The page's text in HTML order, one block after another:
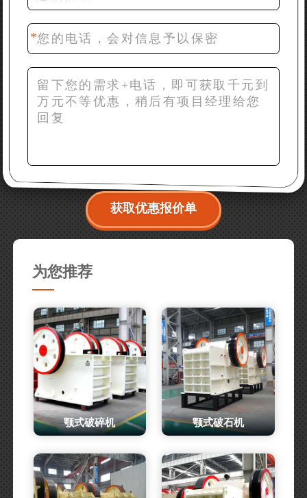
42分钟前 梁先生：膨润土磨到200目，用什么磨粉设
备？
获取优惠报价单
为您推荐
颚式破碎机 颚式破石机